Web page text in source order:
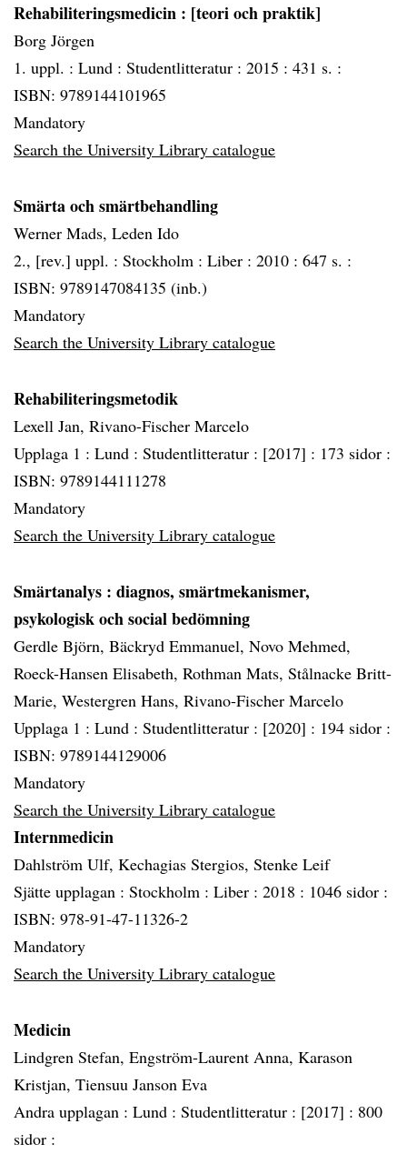
Rehabiliteringsmedicin : [teori och praktik]
Borg Jörgen
1. uppl. : Lund : Studentlitteratur : 2015 : 431 s. :
ISBN: 9789144101965
Mandatory
Search the University Library catalogue
Smärta och smärtbehandling
Werner Mads, Leden Ido
2., [rev.] uppl. : Stockholm : Liber : 2010 : 647 s. :
ISBN: 9789147084135 (inb.)
Mandatory
Search the University Library catalogue
Rehabiliteringsmetodik
Lexell Jan, Rivano-Fischer Marcelo
Upplaga 1 : Lund : Studentlitteratur : [2017] : 173 sidor :
ISBN: 9789144111278
Mandatory
Search the University Library catalogue
Smärtanalys : diagnos, smärtmekanismer,
psykologisk och social bedömning
Gerdle Björn, Bäckryd Emmanuel, Novo Mehmed,
Roeck-Hansen Elisabeth, Rothman Mats, Stålnacke Britt-
Marie, Westergren Hans, Rivano-Fischer Marcelo
Upplaga 1 : Lund : Studentlitteratur : [2020] : 194 sidor :
ISBN: 9789144129006
Mandatory
Search the University Library catalogue
Internmedicin
Dahlström Ulf, Kechagias Stergios, Stenke Leif
Sjätte upplagan : Stockholm : Liber : 2018 : 1046 sidor :
ISBN: 978-91-47-11326-2
Mandatory
Search the University Library catalogue
Medicin
Lindgren Stefan, Engström-Laurent Anna, Karason
Kristjan, Tiensuu Janson Eva
Andra upplagan : Lund : Studentlitteratur : [2017] : 800
sidor :